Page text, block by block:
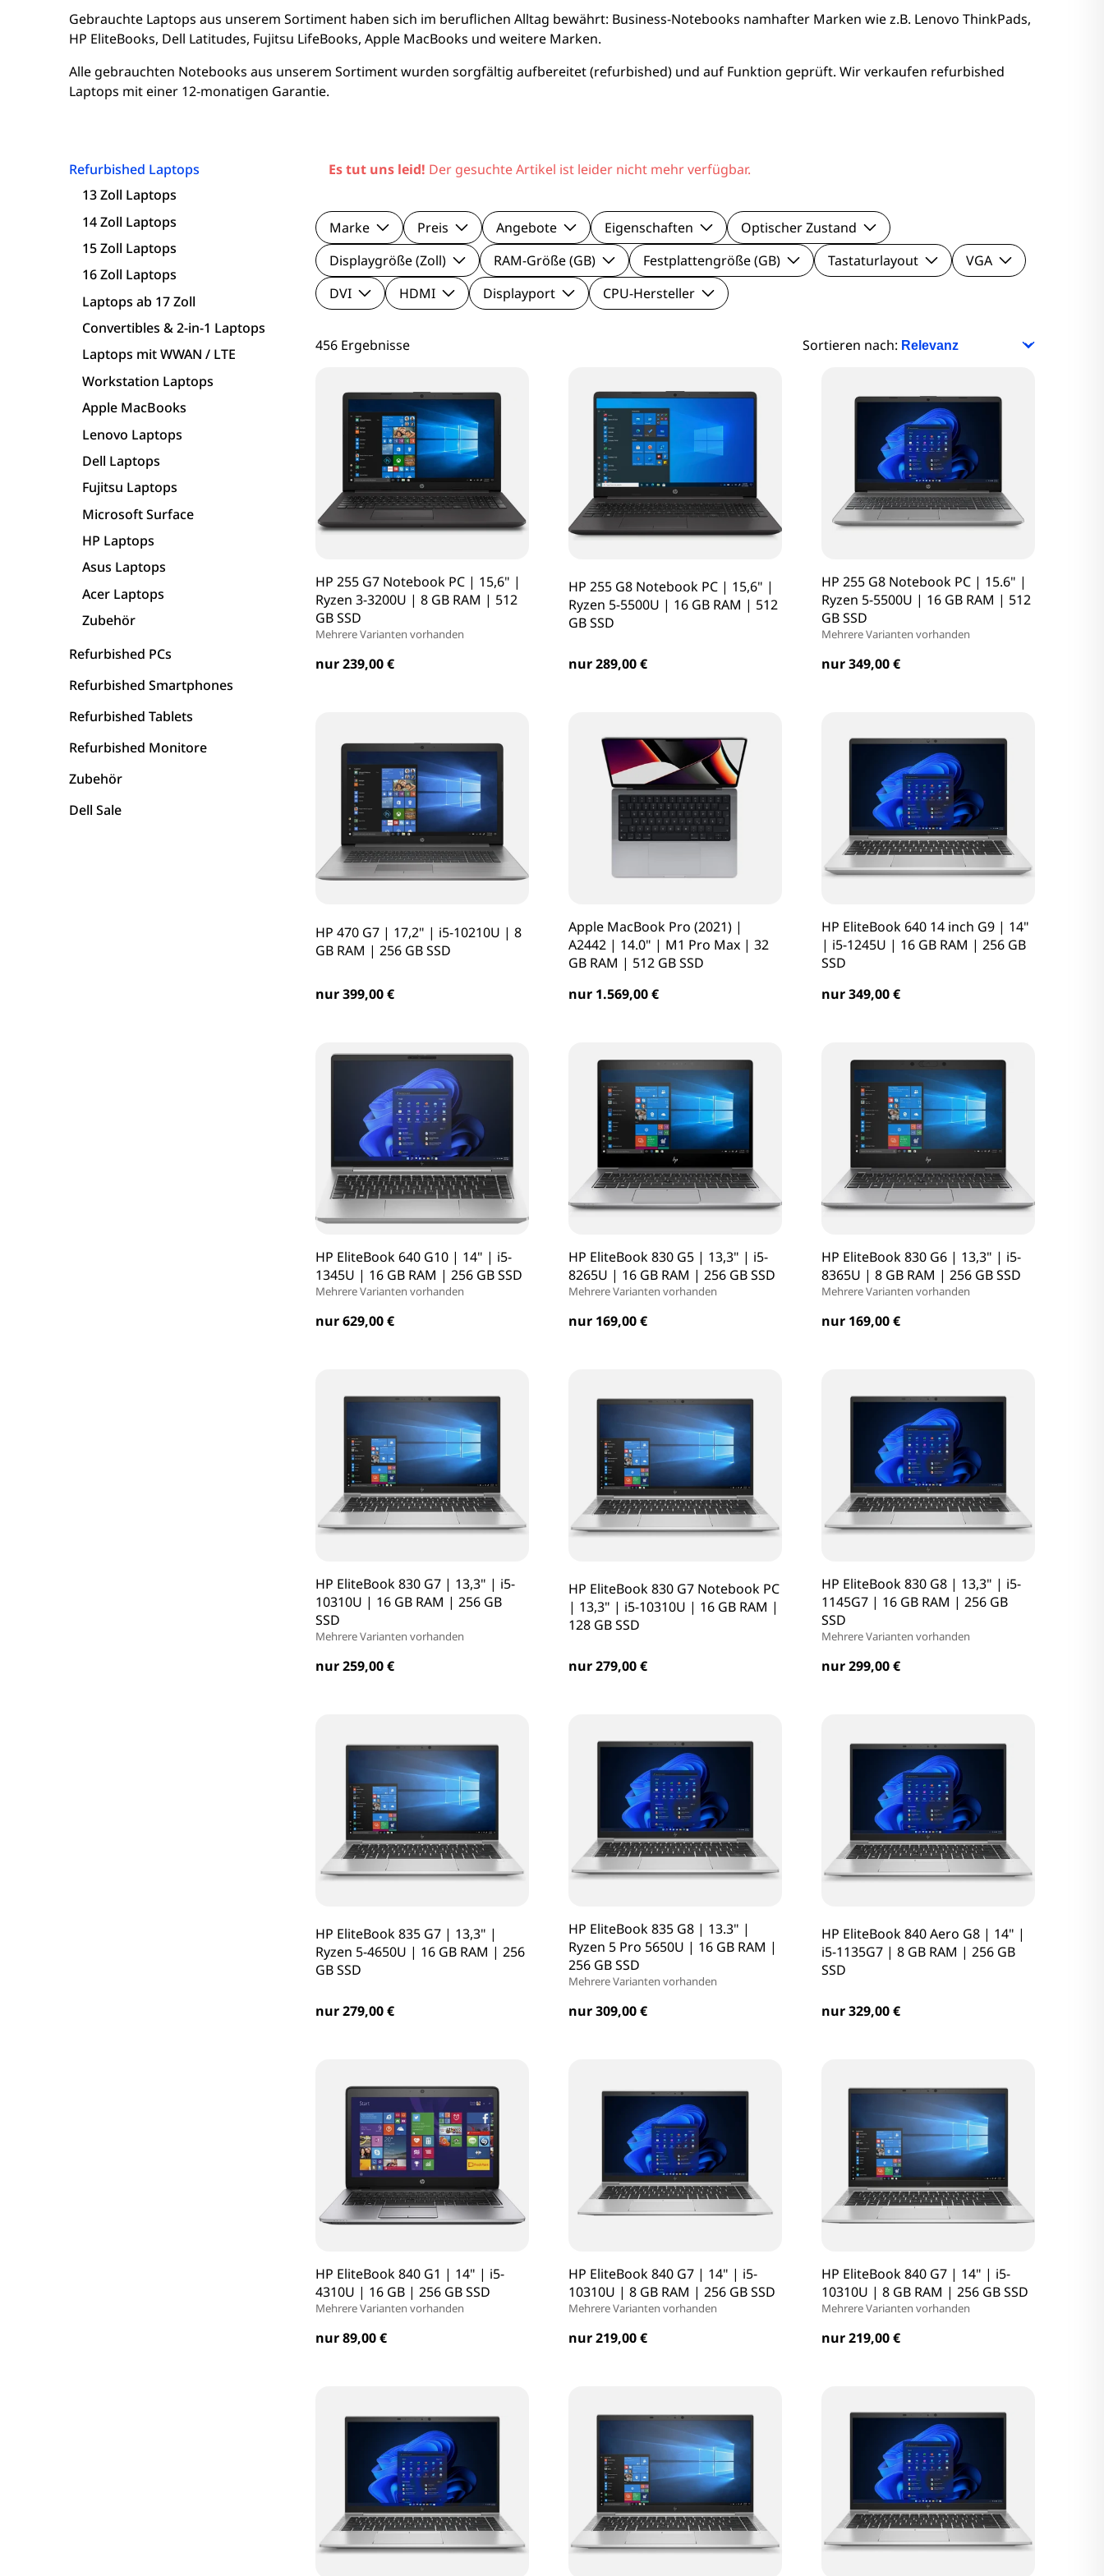
16 Zoll Laptops
Laptops ab 17 Zoll
Laptops mit WWAN / LTE
Workstation Laptops
Lenovo Laptops
Fujitsu Laptops
Microsoft Surface
HP Laptops
Acer Laptops
Zubehör
Dell PCs
Fujitsu PCs
Xiaomi Smartphones
Gebrauchte Laptops aus unserem Sortiment haben sich im beruflichen Alltag bewährt: Business-Notebooks namhafter Marken wie z.B. Lenovo ThinkPads,
HP EliteBooks, Dell Latitudes, Fujitsu LifeBooks, Apple MacBooks und weitere Marken.
Alle gebrauchten Notebooks aus unserem Sortiment wurden sorgfältig aufbereitet (refurbished) und auf Funktion geprüft. Wir verkaufen refurbished
Laptops mit einer 12-monatigen Garantie.
Refurbished Laptops
13 Zoll Laptops
14 Zoll Laptops
15 Zoll Laptops
16 Zoll Laptops
Laptops ab 17 Zoll
Convertibles & 2-in-1 Laptops
Laptops mit WWAN / LTE
Workstation Laptops
Apple MacBooks
Lenovo Laptops
Dell Laptops
Fujitsu Laptops
Microsoft Surface
HP Laptops
Asus Laptops
Acer Laptops
Zubehör
Refurbished PCs
Refurbished Smartphones
Refurbished Tablets
Refurbished Monitore
Zubehör
Dell Sale
Es tut uns leid! Der gesuchte Artikel ist leider nicht mehr verfügbar.
Marke Preis Angebote Eigenschaften
Optischer Zustand
Displaygröße (Zoll)
RAM-Größe (GB) Festplattengröße (GB) Tastaturlayout
VGA
DVI
HDMI Displayport CPU-Hersteller
456 Ergebnisse Sortieren nach:
HP 255 G7 Notebook PC | 15,6" |
Ryzen 3-3200U | 8 GB RAM | 512
GB SSD
Mehrere Varianten vorhanden
nur 239,00 €
HP 255 G8 Notebook PC | 15,6" |
Ryzen 5-5500U | 16 GB RAM | 512
GB SSD
nur 289,00 €
HP 255 G8 Notebook PC | 15.6" |
Ryzen 5-5500U | 16 GB RAM | 512
GB SSD
Mehrere Varianten vorhanden
nur 349,00 €
HP 470 G7 | 17,2" | i5-10210U | 8
GB RAM | 256 GB SSD
nur 399,00 €
Apple MacBook Pro (2021) |
A2442 | 14.0" | M1 Pro Max | 32
GB RAM | 512 GB SSD
nur 1.569,00 €
HP EliteBook 640 14 inch G9 | 14"
| i5-1245U | 16 GB RAM | 256 GB
SSD
nur 349,00 €
HP EliteBook 640 G10 | 14" | i5-
1345U | 16 GB RAM | 256 GB SSD
Mehrere Varianten vorhanden
nur 629,00 €
HP EliteBook 830 G5 | 13,3" | i5-
8265U | 16 GB RAM | 256 GB SSD
Mehrere Varianten vorhanden
nur 169,00 €
HP EliteBook 830 G6 | 13,3" | i5-
8365U | 8 GB RAM | 256 GB SSD
Mehrere Varianten vorhanden
nur 169,00 €
HP EliteBook 830 G7 | 13,3" | i5-
10310U | 16 GB RAM | 256 GB
SSD
Mehrere Varianten vorhanden
nur 259,00 €
HP EliteBook 830 G7 Notebook PC
| 13,3" | i5-10310U | 16 GB RAM |
128 GB SSD
nur 279,00 €
HP EliteBook 830 G8 | 13,3" | i5-
1145G7 | 16 GB RAM | 256 GB
SSD
Mehrere Varianten vorhanden
nur 299,00 €
HP EliteBook 835 G7 | 13,3" |
Ryzen 5-4650U | 16 GB RAM | 256
GB SSD
nur 279,00 €
HP EliteBook 835 G8 | 13.3" |
Ryzen 5 Pro 5650U | 16 GB RAM |
256 GB SSD
Mehrere Varianten vorhanden
nur 309,00 €
HP EliteBook 840 Aero G8 | 14" |
i5-1135G7 | 8 GB RAM | 256 GB
SSD
nur 329,00 €
HP EliteBook 840 G1 | 14" | i5-
4310U | 16 GB | 256 GB SSD
Mehrere Varianten vorhanden
nur 89,00 €
HP EliteBook 840 G7 | 14" | i5-
10310U | 8 GB RAM | 256 GB SSD
Mehrere Varianten vorhanden
nur 219,00 €
HP EliteBook 840 G7 | 14" | i5-
10310U | 8 GB RAM | 256 GB SSD
Mehrere Varianten vorhanden
nur 219,00 €